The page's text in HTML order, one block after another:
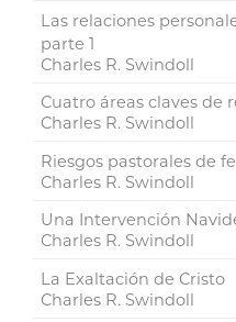
Las relaciones
parte 1
Charles R. Swindoll
Cuatro áreas claves de
Charles R. Swindoll
Riesgos pastorales de fe
Charles R. Swindoll
Una Intervención
Charles R. Swindoll
La Exaltación de Cristo
Charles R. Swindoll